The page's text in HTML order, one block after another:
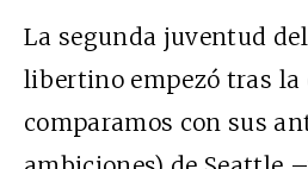
La segunda juventud
libertino empezó tras la
comparamos con sus